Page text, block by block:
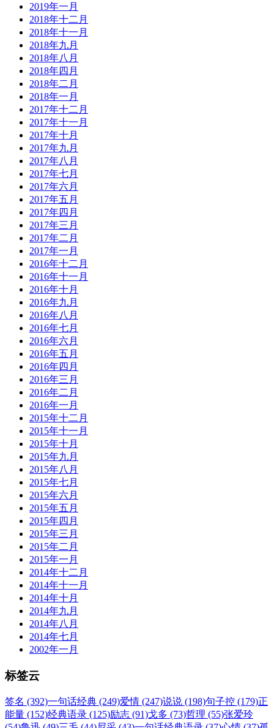
2019年一月
2018年十二月
2018年十一月
2018年九月
2018年八月
2018年四月
2018年二月
2018年一月
2017年十二月
2017年十一月
2017年十月
2017年九月
2017年八月
2017年七月
2017年六月
2017年五月
2017年四月
2017年三月
2017年二月
2017年一月
2016年十二月
2016年十一月
2016年十月
2016年九月
2016年八月
2016年七月
2016年六月
2016年五月
2016年四月
2016年三月
2016年二月
2016年一月
2015年十二月
2015年十一月
2015年十月
2015年九月
2015年八月
2015年七月
2015年六月
2015年五月
2015年四月
2015年三月
2015年二月
2015年一月
2014年十二月
2014年十一月
2014年十月
2014年九月
2014年八月
2014年七月
2002年一月
标签云
签名 (392)一句话经典 (249)爱情 (247)说说 (198)句子控 (179)正
能量 (152)经典语录 (125)励志 (91)戈多 (73)哲理 (55)张爱玲